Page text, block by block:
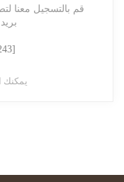
قم بالتسجيل معنا
[mc4wp_form id="243"]
يمكنك